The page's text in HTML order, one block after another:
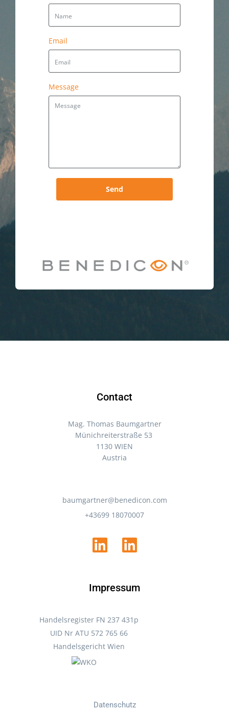
Email
Message
Send
Contact
Mag. Thomas Baumgartner
Münichreiterstraße 53
1130 WIEN
Austria
baumgartner@benedicon.com
+43699 18070007
Impressum
Handelsregister FN 237 431p
UID Nr ATU 572 765 66
Handelsgericht Wien
Datenschutz